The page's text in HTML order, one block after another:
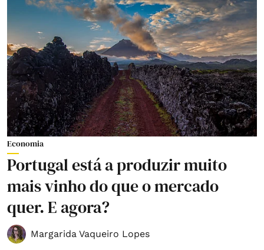
Economia
Portugal está a produzir muito
mais vinho do que o mercado
quer. E agora?
Margarida Vaqueiro Lopes